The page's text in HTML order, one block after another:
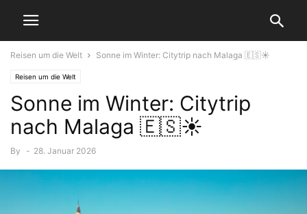
Reisen um die Welt Sonne im Winter: Citytrip nach Malaga 🇪🇸☀️
Reisen um die Welt
Sonne im Winter: Citytrip
nach Malaga 🇪🇸☀️
By - 28. Januar 2026